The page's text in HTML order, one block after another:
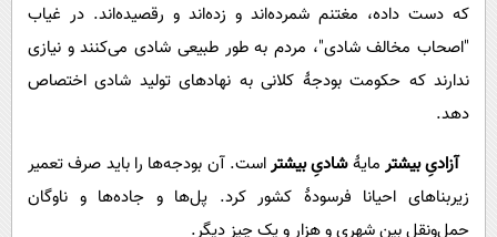
که دست داده، مغتنم شمرده‌اند و زده‌اند و رقصیده‌اند. در غیاب
"اصحاب مخالف شادی"، مردم به طور طبیعی شادی می‌کنند و نیازی
ندارند که حکومت بودجۀ کلانی به نهادهای تولید شادی اختصاص
دهد.
آزادیِ بیشتر مایۀشادیِ بیشتراست. آن بودجه‌ها را باید صرف تعمیر
زیربناهای احیانا فرسودۀ کشور کرد. پل‌ها و جاده‌ها و ناوگان
حمل‌ونقل بین شهری و هزار و یک چیز دیگر.